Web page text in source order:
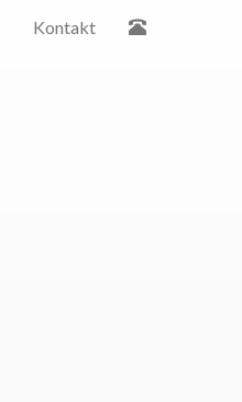
Kontakt